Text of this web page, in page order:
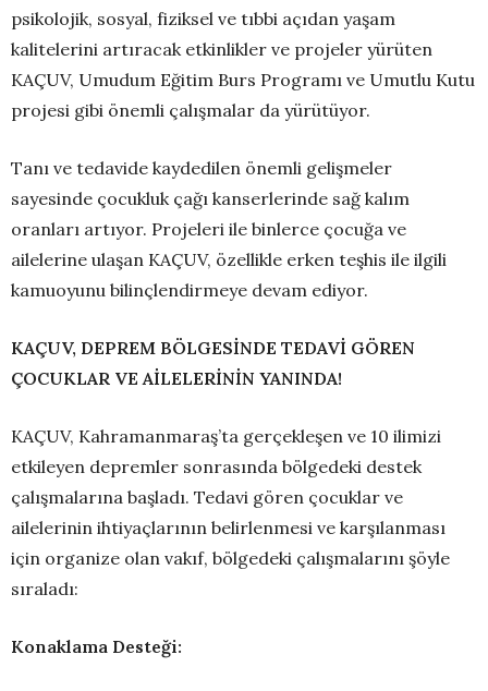
psikolojik, sosyal, fiziksel ve tıbbi açıdan yaşam
kalitelerini artıracak etkinlikler ve projeler yürüten
KAÇUV, Umudum Eğitim Burs Programı ve Umutlu Kutu
projesi gibi önemli çalışmalar da yürütüyor.
Tanı ve tedavide kaydedilen önemli gelişmeler
sayesinde çocukluk çağı kanserlerinde sağ kalım
oranları artıyor. Projeleri ile binlerce çocuğa ve
ailelerine ulaşan KAÇUV, özellikle erken teşhis ile ilgili
kamuoyunu bilinçlendirmeye devam ediyor.
KAÇUV, DEPREM BÖLGESİNDE TEDAVİ GÖREN
ÇOCUKLAR VE AİLELERİNİN YANINDA!
KAÇUV, Kahramanmaraş’ta gerçekleşen ve 10 ilimizi
etkileyen depremler sonrasında bölgedeki destek
çalışmalarına başladı. Tedavi gören çocuklar ve
ailelerinin ihtiyaçlarının belirlenmesi ve karşılanması
için organize olan vakıf, bölgedeki çalışmalarını şöyle
sıraladı:
Konaklama Desteği: